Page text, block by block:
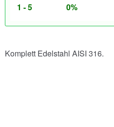
1 - 5 0%
Komplett Edelstahl AISI 316.